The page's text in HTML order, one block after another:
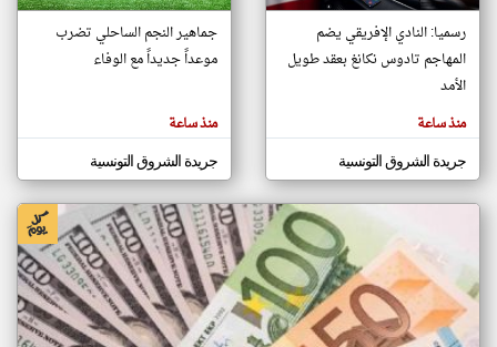
اخبار تونس على مدار الساعة
أهم اخبار تونس العاجلة والمباشرة
المقالات
الموجوده
هنا عن
كاتبيها.
رسميا: النادي الإفريقي يضم
المهاجم تادوس نكانغ بعقد طويل
الأمد
منذ ساعة
جريدة الشروق التونسية
جماهير النجم الساحلي تضرب
موعداً جديداً مع الوفاء
منذ ساعة
جريدة الشروق التونسية
klyoum.com